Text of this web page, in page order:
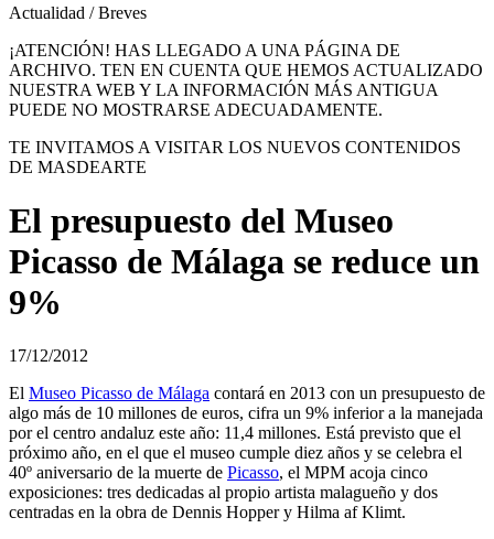
Actualidad / Breves
¡ATENCIÓN! HAS LLEGADO A UNA PÁGINA DE
ARCHIVO. TEN EN CUENTA QUE HEMOS ACTUALIZADO
NUESTRA WEB Y LA INFORMACIÓN MÁS ANTIGUA
PUEDE NO MOSTRARSE ADECUADAMENTE.
TE INVITAMOS A VISITAR LOS NUEVOS CONTENIDOS
DE MASDEARTE
El presupuesto del Museo
Picasso de Málaga se reduce un
9%
17/12/2012
El Museo Picasso de Málaga contará en 2013 con un presupuesto de
algo más de 10 millones de euros, cifra un 9% inferior a la manejada
por el centro andaluz este año: 11,4 millones. Está previsto que el
próximo año, en el que el museo cumple diez años y se celebra el
40º aniversario de la muerte de Picasso, el MPM acoja cinco
exposiciones: tres dedicadas al propio artista malagueño y dos
centradas en la obra de Dennis Hopper y Hilma af Klimt.